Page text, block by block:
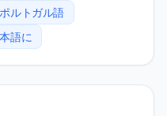
ルトガル語
語に